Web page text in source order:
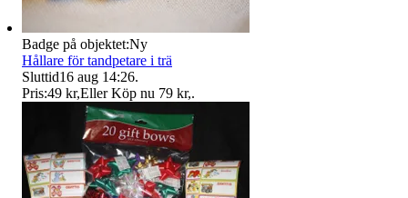
Badge på objektet:Ny
Hållare för tandpetare i trä
Sluttid16 aug 14:26.
Pris:49 kr,Eller Köp nu 79 kr,.